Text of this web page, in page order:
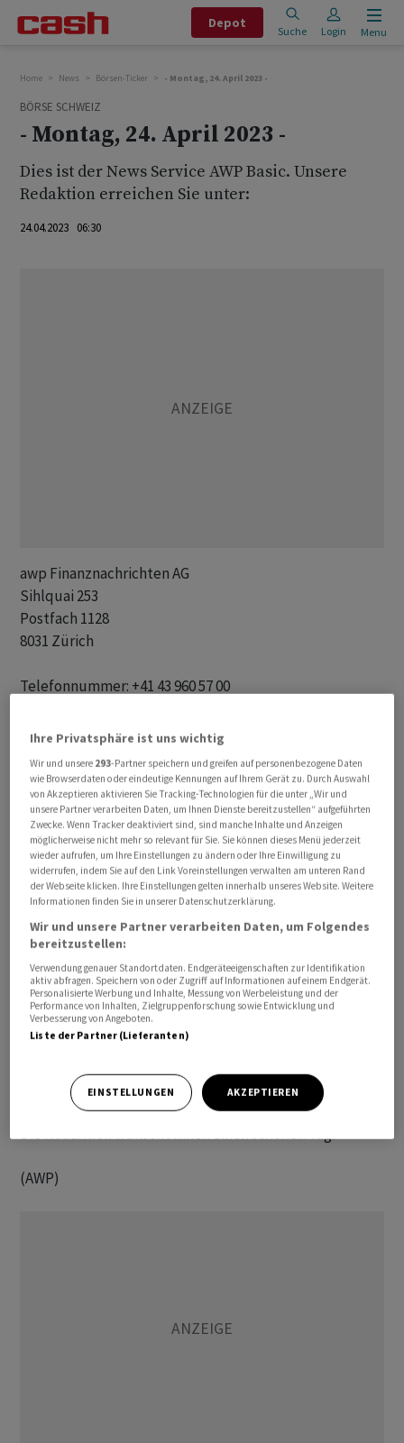
Depot
Suche Login Menu
Home News Börsen-Ticker - Montag, 24. April 2023 -
BÖRSE SCHWEIZ
- Montag, 24. April 2023 -
Dies ist der News Service AWP Basic. Unsere
Redaktion erreichen Sie unter:
24.04.2023 06:30
awp Finanznachrichten AG
Sihlquai 253
Postfach 1128
8031 Zürich
Telefonnummer: +41 43 960 57 00
E-mail: redakt@awp.ch
Twitter: @awp_de und @awp_fr
Geschäftsführung: Christoph Gaberthüel
Alle angegebenen Zeiten beziehen sich auf MESZ.
Die internationalen Nachrichten "awp international"
stammen von unserer Partneragentur dpa-AFX
Alle Meldungen werden mit journalistischer Sorgfalt
erarbeitet. Für Verzögerungen, Irrtümer, Fehler und
Unterlassungen wird jedoch keine Haftung
Vervielfältigungen bedürfen der Genehmigung von AWP.
Die Redaktion wünscht Ihnen einen schönen Tag!
(AWP)
Ihre Privatsphäre ist uns wichtig
Wir und unsere 293-Partner speichern und greifen auf personenbezogene Daten
wie Browserdaten oder eindeutige Kennungen auf Ihrem Gerät zu. Durch Auswahl
von Akzeptieren aktivieren Sie Tracking-Technologien für die unter „Wir und
unsere Partner verarbeiten Daten, um Ihnen Dienste bereitzustellen“ aufgeführten
Zwecke. Wenn Tracker deaktiviert sind, sind manche Inhalte und Anzeigen
möglicherweise nicht mehr so relevant für Sie. Sie können dieses Menü jederzeit
wieder aufrufen, um Ihre Einstellungen zu ändern oder Ihre Einwilligung zu
widerrufen, indem Sie auf den Link Voreinstellungen verwalten am unteren Rand
der Webseite klicken. Ihre Einstellungen gelten innerhalb unseres Website. Weitere
Informationen finden Sie in unserer Datenschutzerklärung.
Wir und unsere Partner verarbeiten Daten, um Folgendes
bereitzustellen:
Verwendung genauer Standortdaten. Endgeräteeigenschaften zur Identifikation
aktiv abfragen. Speichern von oder Zugriff auf Informationen auf einem Endgerät.
Personalisierte Werbung und Inhalte, Messung von Werbeleistung und der
Performance von Inhalten, Zielgruppenforschung sowie Entwicklung und
Verbesserung von Angeboten.
Liste der Partner (Lieferanten)
EINSTELLUNGEN AKZEPTIEREN